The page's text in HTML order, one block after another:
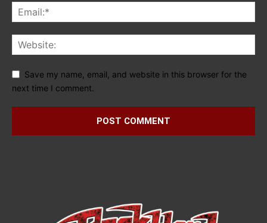
Save my name, email, and website in this browser for the
next time I comment.